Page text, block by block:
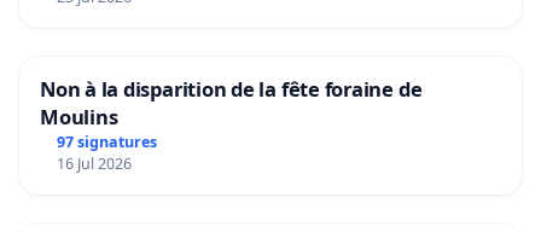
Non à la disparition de la fête foraine de
Moulins
97 signatures
16 Jul 2026